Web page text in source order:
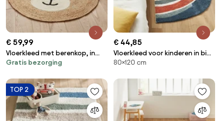
€ 59,99
Vloerkleed met berenkop, in
jute, voor kinderen, Osora
Gratis bezorging
€ 44,85
Vloerkleed voor kinderen in bio
katoen, klein model, Niji
80×120 cm
TOP 2